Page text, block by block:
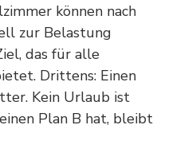
können nach
zur Belastung
das für alle
Drittens: Einen
Kein Urlaub ist
Plan B hat, bleibt